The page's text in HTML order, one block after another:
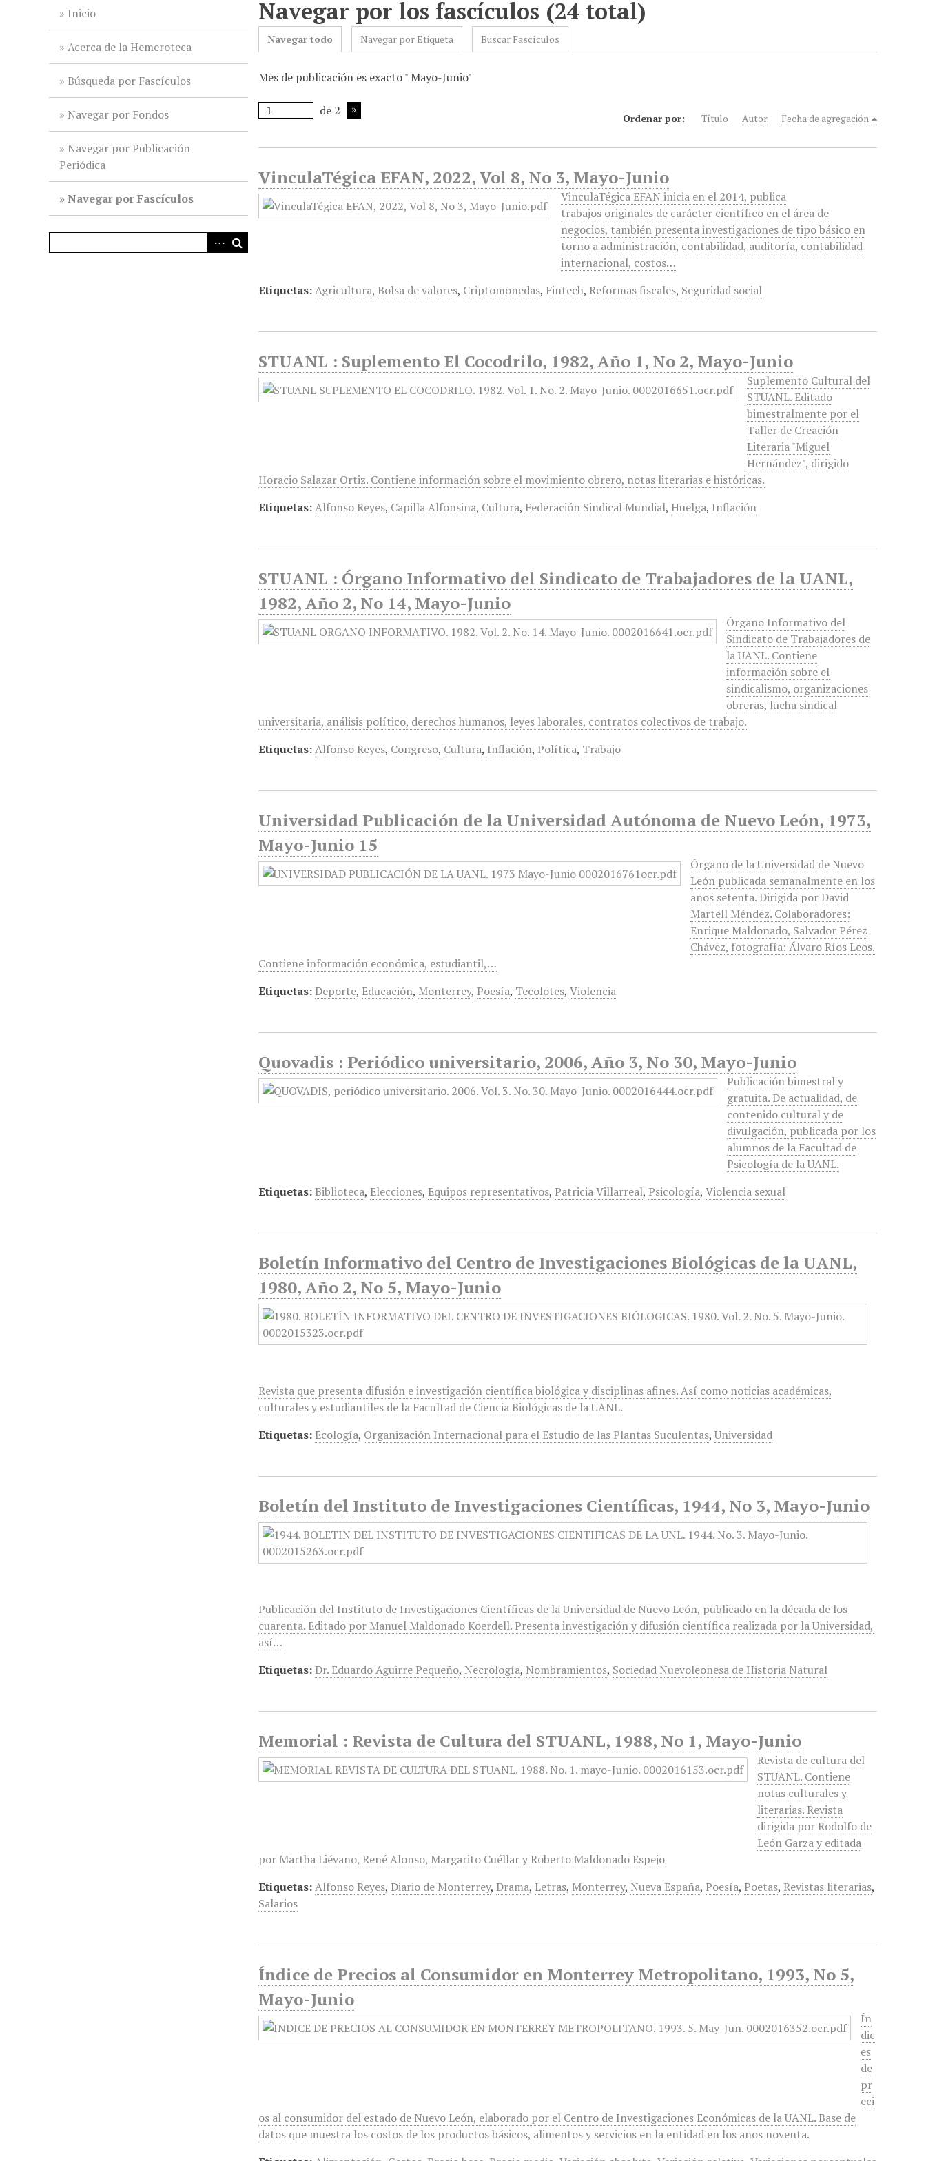
Inicio
Acerca de la Hemeroteca
Búsqueda por Fascículos
Navegar por Fondos
Navegar por Publicación
Periódica
Navegar por Fascículos
Navegar por los fascículos (24 total)
Navegar todo Navegar por Etiqueta Buscar Fascículos
Mes de publicación es exacto " Mayo-Junio"
de 2
Ordenar por: Título Autor Fecha de agregación
VinculaTégica EFAN, 2022, Vol 8, No 3, Mayo-Junio
VinculaTégica EFAN inicia en el 2014, publica
trabajos originales de carácter científico en el área de
negocios, también presenta investigaciones de tipo básico en
torno a administración, contabilidad, auditoría, contabilidad
internacional, costos…
Etiquetas:Agricultura, Bolsa de valores, Criptomonedas, Fintech, Reformas fiscales, Seguridad social
STUANL : Suplemento El Cocodrilo, 1982, Año 1, No 2, Mayo-Junio
Suplemento Cultural del
STUANL. Editado
bimestralmente por el
Taller de Creación
Literaria "Miguel
Hernández", dirigido
Horacio Salazar Ortiz. Contiene información sobre el movimiento obrero, notas literarias e históricas.
Etiquetas:Alfonso Reyes, Capilla Alfonsina, Cultura, Federación Sindical Mundial, Huelga, Inflación
STUANL : Órgano Informativo del Sindicato de Trabajadores de la UANL,
1982, Año 2, No 14, Mayo-Junio
Órgano Informativo del
Sindicato de Trabajadores de
la UANL. Contiene
información sobre el
sindicalismo, organizaciones
obreras, lucha sindical
universitaria, análisis político, derechos humanos, leyes laborales, contratos colectivos de trabajo.
Etiquetas:Alfonso Reyes, Congreso, Cultura, Inflación, Política, Trabajo
Universidad Publicación de la Universidad Autónoma de Nuevo León, 1973,
Mayo-Junio 15
Órgano de la Universidad de Nuevo
León publicada semanalmente en los
años setenta. Dirigida por David
Martell Méndez. Colaboradores:
Enrique Maldonado, Salvador Pérez
Chávez, fotografía: Álvaro Ríos Leos.
Contiene información económica, estudiantil,…
Etiquetas: Deporte, Educación, Monterrey, Poesía, Tecolotes,Violencia
Quovadis : Periódico universitario, 2006, Año 3, No 30, Mayo-Junio
Publicación bimestral y
gratuita. De actualidad, de
contenido cultural y de
divulgación, publicada por los
alumnos de la Facultad de
Psicología de la UANL.
Etiquetas: Biblioteca, Elecciones, Equipos representativos, Patricia Villarreal, Psicología,Violencia sexual
Boletín Informativo del Centro de Investigaciones Biológicas de la UANL,
1980, Año 2, No 5, Mayo-Junio
Revista que presenta difusión e investigación científica biológica y disciplinas afines. Así como noticias académicas,
culturales y estudiantiles de la Facultad de Ciencia Biológicas de la UANL.
Etiquetas: Ecología, Organización Internacional para el Estudio de las Plantas Suculentas,Universidad
Boletín del Instituto de Investigaciones Científicas, 1944, No 3, Mayo-Junio
Publicación del Instituto de Investigaciones Científicas de la Universidad de Nuevo León, publicado en la década de los
cuarenta. Editado por Manuel Maldonado Koerdell. Presenta investigación y difusión científica realizada por la Universidad,
así…
Etiquetas: Dr. Eduardo Aguirre Pequeño, Necrología, Nombramientos, Sociedad Nuevoleonesa de Historia Natural
Memorial : Revista de Cultura del STUANL, 1988, No 1, Mayo-Junio
Revista de cultura del
STUANL. Contiene
notas culturales y
literarias. Revista
dirigida por Rodolfo de
León Garza y editada
por Martha Liévano, René Alonso, Margarito Cuéllar y Roberto Maldonado Espejo
Etiquetas:Alfonso Reyes, Diario de Monterrey, Drama, Letras, Monterrey, Nueva España, Poesía, Poetas, Revistas literarias,
Salarios
Índice de Precios al Consumidor en Monterrey Metropolitano, 1993, No 5,
Mayo-Junio
Ín
dic
es
de
pr
eci
os al consumidor del estado de Nuevo León, elaborado por el Centro de Investigaciones Económicas de la UANL. Base de
datos que muestra los costos de los productos básicos, alimentos y servicios en la entidad en los años noventa.